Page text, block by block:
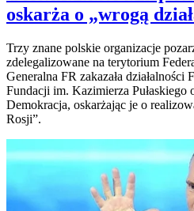
oskarża o „wrogą
Trzy znane polskie organizacje
zdelegalizowane na terytorium
Generalna FR zakazała
Fundacji im. Kazimierza Pułaskiego
Demokracja, oskarżając je o
Rosji”.